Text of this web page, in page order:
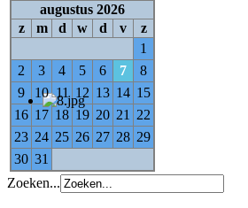
augustus 2026
z
m d w d v
z
1
2
3 4 5 6 7
8
9
10 11 12 13 14 15
16 17 18 19 20 21
22
23 24 25 26 27 28 29
30 31
Zoeken...